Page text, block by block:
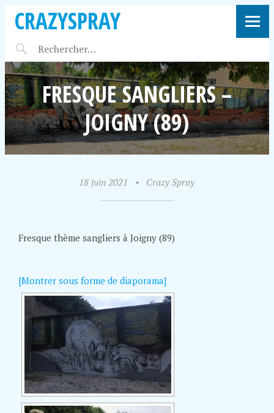
CRAZYSPRAY
FRESQUE SANGLIERS –
JOIGNY (89)
18 juin 2021 • Crazy Spray
Fresque thème sangliers à Joigny (89)
[Montrer sous forme de diaporama]